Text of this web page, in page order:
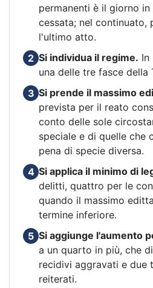
permanenti è il giorno
cessata; nel
l'ultimo atto.
2 Si individua il regime. In
una delle tre fasce della
3 Si prende il massimo
prevista per il reato
conto delle sole
speciale e di quelle che
pena di specie diversa.
4 Si applica il minimo di
delitti, quattro per le
quando il massimo
termine inferiore.
5 Si aggiunge l'aumento
a un quarto in più, che
recidivi aggravati e due
reiterati.